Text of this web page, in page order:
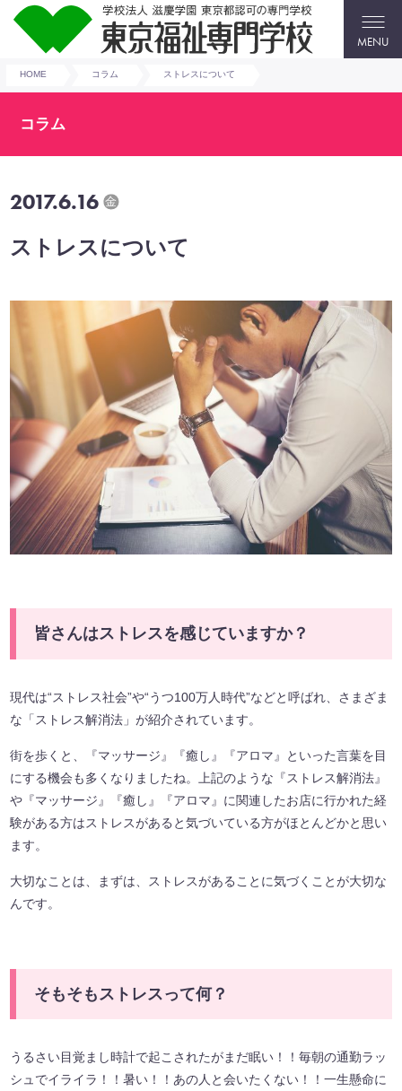
MENU
HOME コラム ストレスについて
コラム
2017.6.16 金
ストレスについて
皆さんはストレスを感じていますか？
現代は“ストレス社会”や“うつ100万人時代”などと呼ばれ、さまざま
な「ストレス解消法」が紹介されています。
街を歩くと、『マッサージ』『癒し』『アロマ』といった言葉を目
にする機会も多くなりましたね。上記のような『ストレス解消法』
や『マッサージ』『癒し』『アロマ』に関連したお店に行かれた経
験がある方はストレスがあると気づいている方がほとんどかと思い
ます。
大切なことは、まずは、ストレスがあることに気づくことが大切な
んです。
そもそもストレスって何？
うるさい目覚まし時計で起こされたがまだ眠い！！毎朝の通勤ラッ
シュでイライラ！！暑い！！あの人と会いたくない！！一生懸命に